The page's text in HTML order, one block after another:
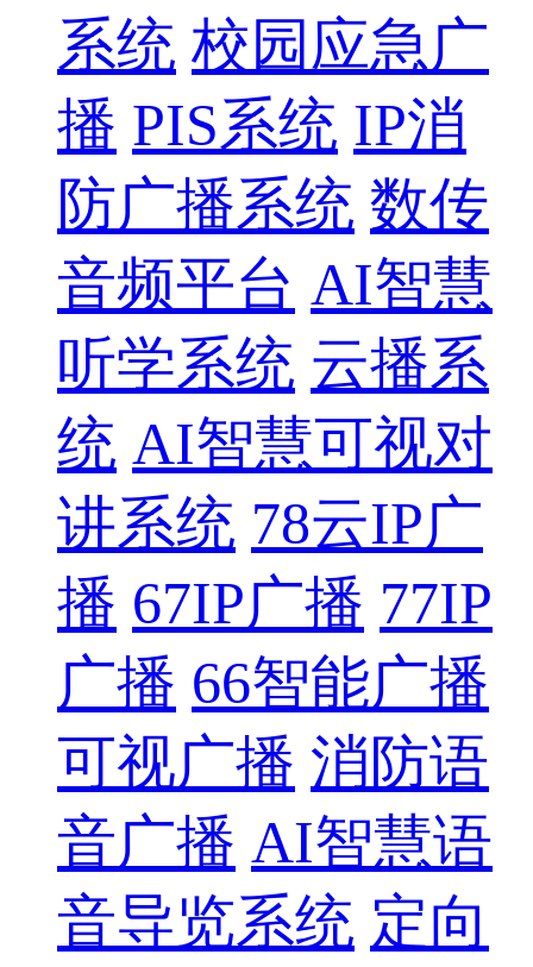
系统 校园应急广
播 PIS系统 IP消
防广播系统 数传
音频平台 AI智慧
听学系统 云播系
统 AI智慧可视对
讲系统 78云IP广
播 67IP广播 77IP
广播 66智能广播
可视广播 消防语
音广播 AI智慧语
音导览系统 定向